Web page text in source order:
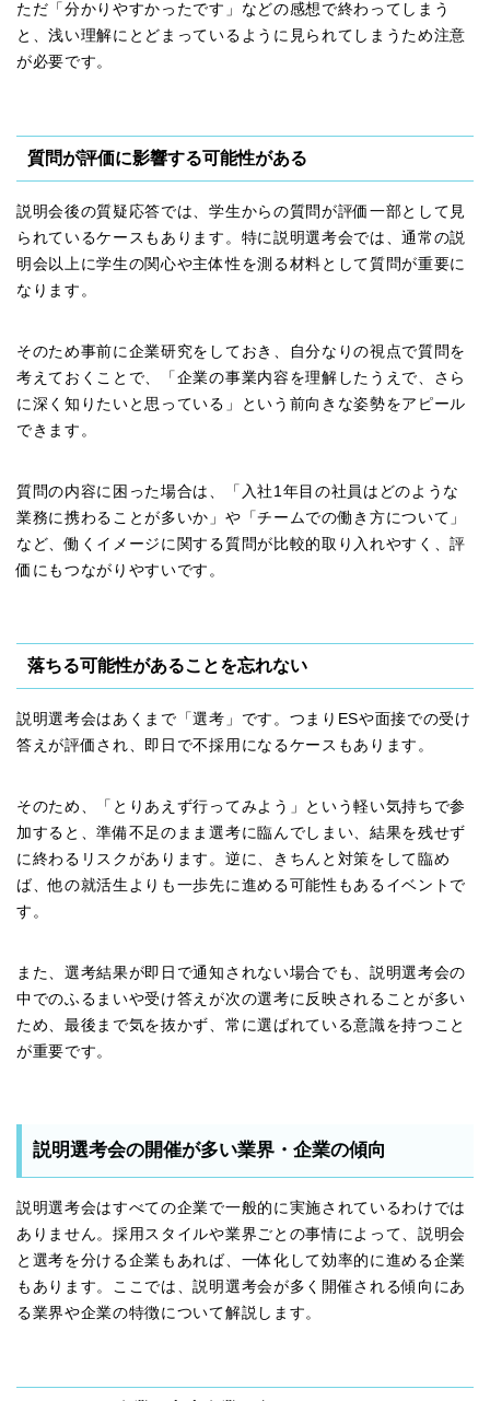
ただ「分かりやすかったです」などの感想で終わってしまう
と、浅い理解にとどまっているように見られてしまうため注意
が必要です。
質問が評価に影響する可能性がある
説明会後の質疑応答では、学生からの質問が評価一部として見
られているケースもあります。特に説明選考会では、通常の説
明会以上に学生の関心や主体性を測る材料として質問が重要に
なります。
そのため事前に企業研究をしておき、自分なりの視点で質問を
考えておくことで、「企業の事業内容を理解したうえで、さら
に深く知りたいと思っている」という前向きな姿勢をアピール
できます。
質問の内容に困った場合は、「入社1年目の社員はどのような
業務に携わることが多いか」や「チームでの働き方について」
など、働くイメージに関する質問が比較的取り入れやすく、評
価にもつながりやすいです。
落ちる可能性があることを忘れない
説明選考会はあくまで「選考」です。つまりESや面接での受け
答えが評価され、即日で不採用になるケースもあります。
そのため、「とりあえず行ってみよう」という軽い気持ちで参
加すると、準備不足のまま選考に臨んでしまい、結果を残せず
に終わるリスクがあります。逆に、きちんと対策をして臨め
ば、他の就活生よりも一歩先に進める可能性もあるイベントで
す。
また、選考結果が即日で通知されない場合でも、説明選考会の
中でのふるまいや受け答えが次の選考に反映されることが多い
ため、最後まで気を抜かず、常に選ばれている意識を持つこと
が重要です。
説明選考会の開催が多い業界・企業の傾向
説明選考会はすべての企業で一般的に実施されているわけでは
ありません。採用スタイルや業界ごとの事情によって、説明会
と選考を分ける企業もあれば、一体化して効率的に進める企業
もあります。ここでは、説明選考会が多く開催される傾向にあ
る業界や企業の特徴について解説します。